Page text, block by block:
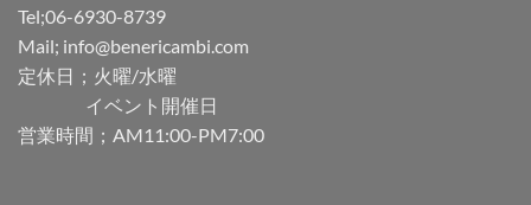
Tel;06-6930-8739
Mail; info@benericambi.com
定休日；火曜/水曜
イベント開催日
営業時間；AM11:00-PM7:00